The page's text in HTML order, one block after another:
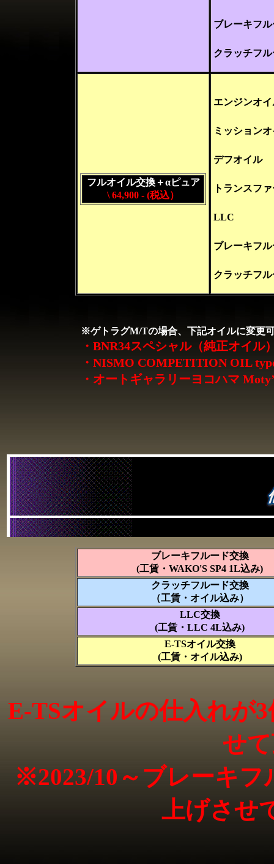
ブレーキフ
クラッチフ
フルオイル交換＋αピュア
\ 64,900 - (税込）
エンジンオイ
ミッション
デフオイル
トランスフ
LLC
ブレーキフ
クラッチフ
※ゲトラグM/Tの場合、下記オイルに変更
・BNR34スペシャル（純正オイル
・NISMO COMPETITION OIL
・オートギャラリーヨコハマ
ブレーキフルード交換
(工賃・ WAKO'S SP4 1L込み)
クラッチフルード交換
（工賃・ オイル込み）
LLC交換
(工賃・ LLC 4L込み)
E-TSオイル交換
(工賃・ オイル込み)
E-TSオイルの仕入れが
せ
※2023/10～ブレーキフ
上げさせ